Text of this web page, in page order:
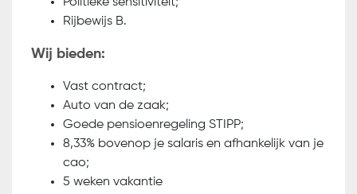
Politieke sensitiviteit;
Rijbewijs B.
Wij bieden:
Vast contract;
Auto van de zaak;
Goede pensioenregeling STIPP;
8,33% bovenop je salaris en afhankelijk van je
cao;
5 weken vakantie